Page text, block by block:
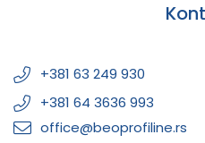
+381 63 249 930
+381 64 3636 993
office@beoprofiline.rs